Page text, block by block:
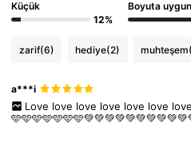
1.2M Takipçiler
4,85 1.2M Takipçiler
4,85
Küçük
12%
Boyuta uygun
zarif(6) hediye(2) muhteşem
a***i
Love love love love love love love